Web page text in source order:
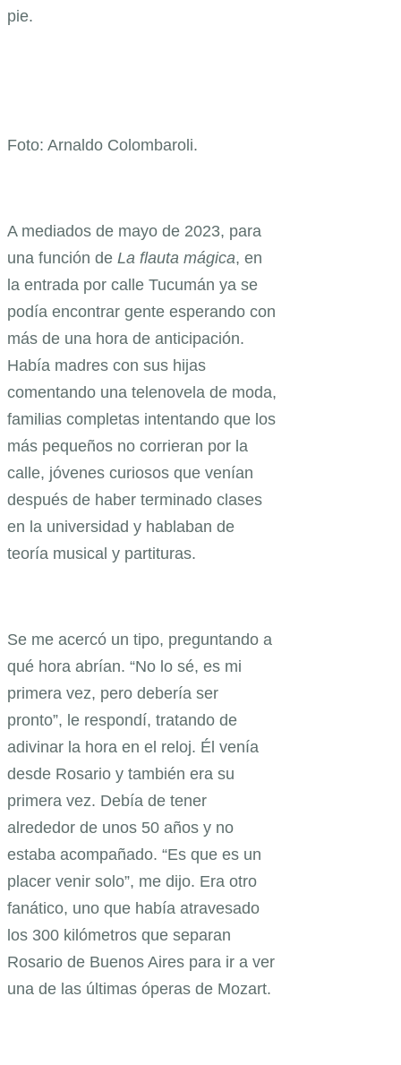
pie.
Foto: Arnaldo Colombaroli.
A mediados de mayo de 2023, para
una función de La flauta mágica, en
la entrada por calle Tucumán ya se
podía encontrar gente esperando con
más de una hora de anticipación.
Había madres con sus hijas
comentando una telenovela de moda,
familias completas intentando que los
más pequeños no corrieran por la
calle, jóvenes curiosos que venían
después de haber terminado clases
en la universidad y hablaban de
teoría musical y partituras.
Se me acercó un tipo, preguntando a
qué hora abrían. “No lo sé, es mi
primera vez, pero debería ser
pronto”, le respondí, tratando de
adivinar la hora en el reloj. Él venía
desde Rosario y también era su
primera vez. Debía de tener
alrededor de unos 50 años y no
estaba acompañado. “Es que es un
placer venir solo”, me dijo. Era otro
fanático, uno que había atravesado
los 300 kilómetros que separan
Rosario de Buenos Aires para ir a ver
una de las últimas óperas de Mozart.